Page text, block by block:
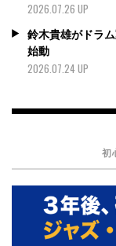
2026.07.26 UP
鈴木貴雄がドラ
始動
2026.07.24 UP
初